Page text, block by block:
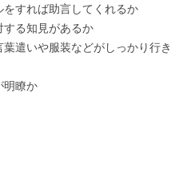
すれば助言してくれるか
る知見があるか
遣いや服装などがしっかり行き
明瞭か